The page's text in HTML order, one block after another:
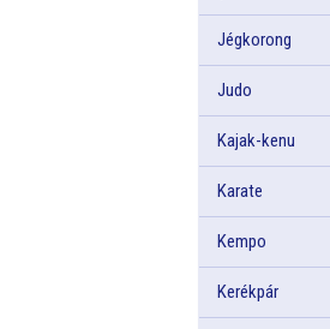
Jégkorong
Judo
Kajak-kenu
Karate
Kempo
Kerékpár